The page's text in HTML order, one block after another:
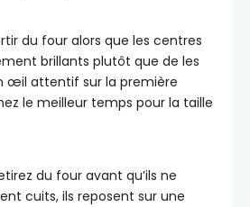
du four alors que les centres
brillants plutôt que de les
œil attentif sur la première
le meilleur temps pour la taille
du four avant qu’ils ne
cuits, ils reposent sur une